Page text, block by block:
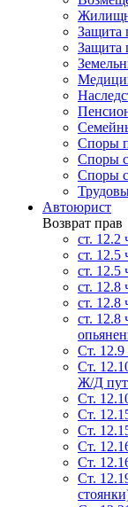
Защита
Защита
Cпоры
Споры
Споры
Автоюрист
Возврат прав
ст. 12.2
ст. 12.5
ст. 12.5
cт. 12.8
ст. 12.8
ст. 12.8
Ст. 12.9
Ст.
Ж/Д
Ст.
Ст.
Ст.
Ст.
Ст.
Ст.